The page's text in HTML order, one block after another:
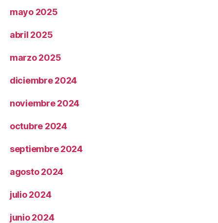
mayo 2025
abril 2025
marzo 2025
diciembre 2024
noviembre 2024
octubre 2024
septiembre 2024
agosto 2024
julio 2024
junio 2024